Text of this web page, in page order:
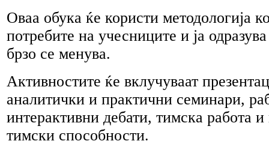
Оваа обука ќе користи методологија
потребите на учесниците и ја
брзо се менува.
Активностите ќе вклучуваат
аналитички и практични семинари,
интерактивни дебати, тимска работа
тимски способности.